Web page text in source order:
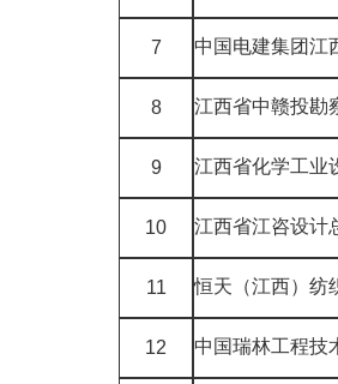
7 中国电建集团江
8 江西省中赣投勘
9 江西省化学工业
10 江西省江咨设计
11 恒天（江西）纺
12 中国瑞林工程技